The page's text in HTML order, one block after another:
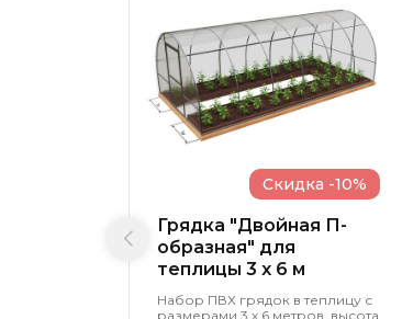
Грядка "Двойная П-
образная" для
теплицы 3 x 6 м
Набор ПВХ грядок в теплицу с
размерами 3 х 6 метров, высота
Скидка -10%